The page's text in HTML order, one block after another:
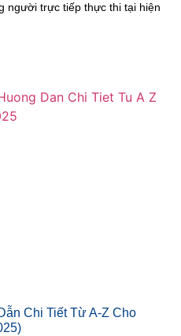
người trực tiếp thực thi tại hiện
Chi Tiết Từ A-Z Cho